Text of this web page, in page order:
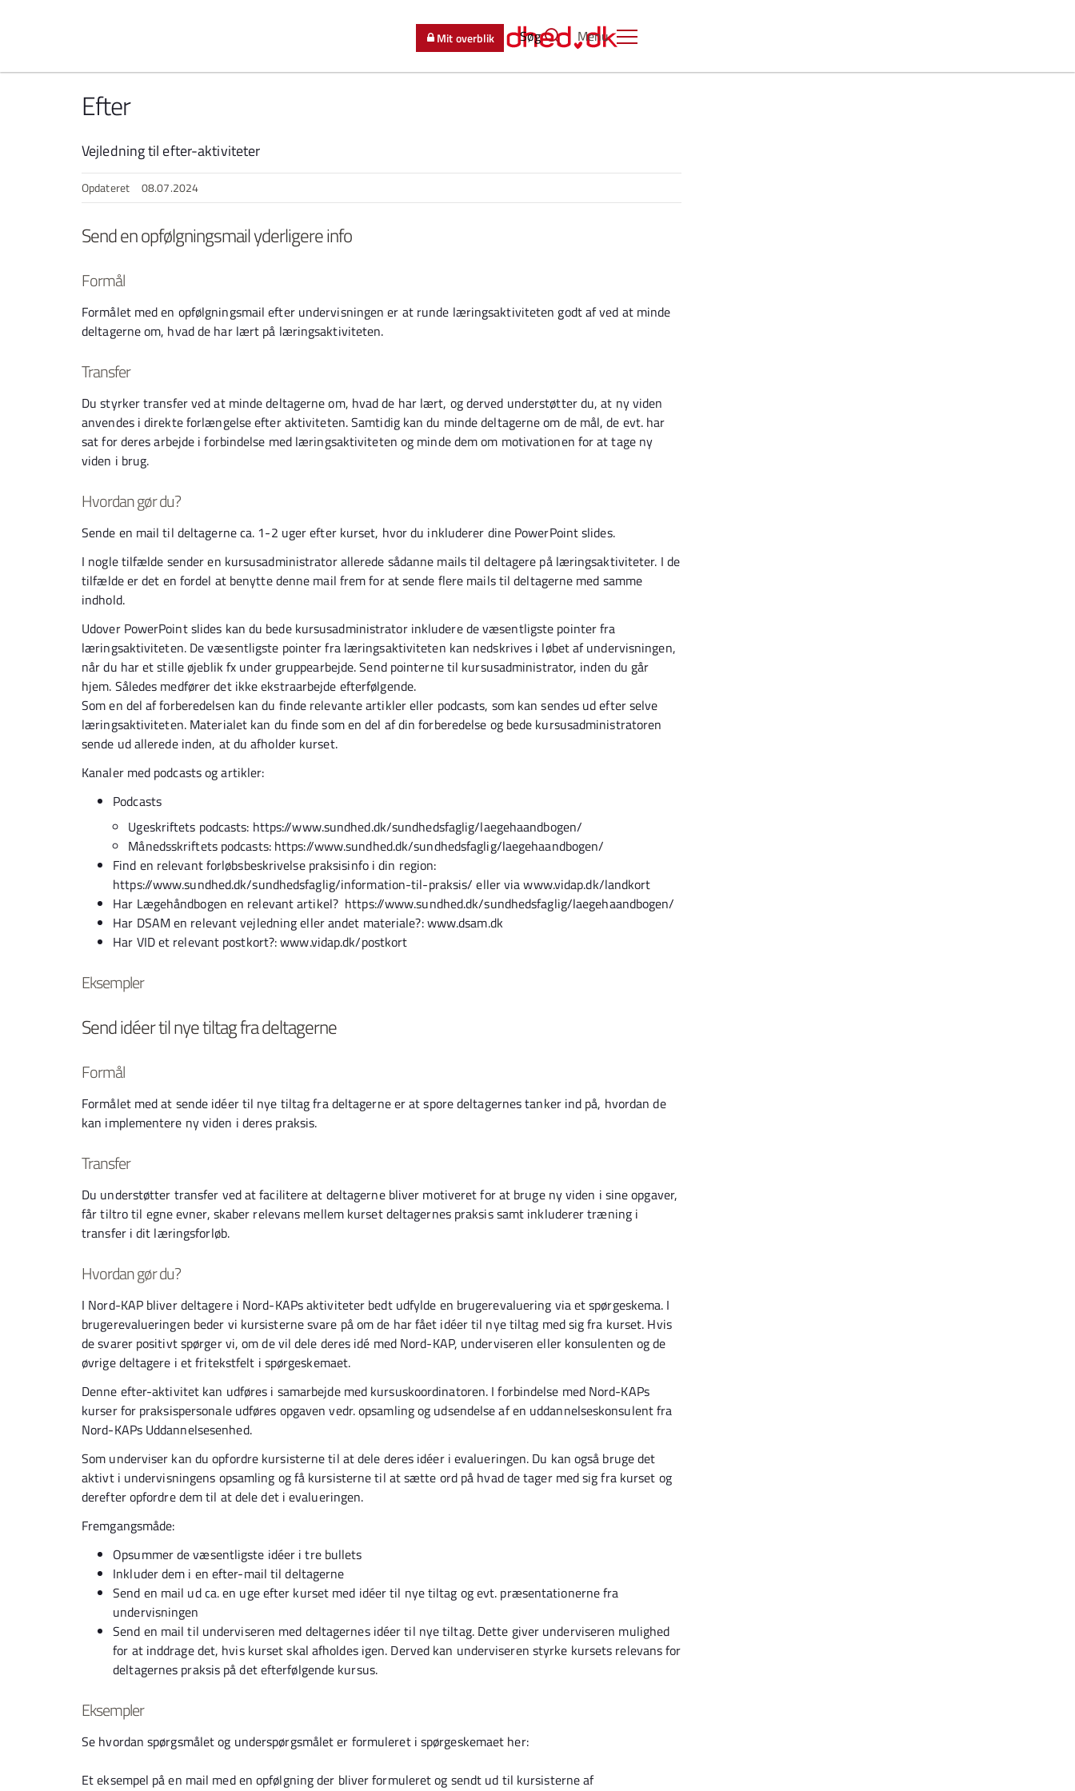
Menu
Søg
Mit overblik
Efter
Vejledning til efter-aktiviteter
Opdateret 08.07.2024
Send en opfølgningsmail yderligere info
Formål
Formålet med en opfølgningsmail efter undervisningen er at runde læringsaktiviteten godt af ved at minde
deltagerne om, hvad de har lært på læringsaktiviteten.
Transfer
Du styrker transfer ved at minde deltagerne om, hvad de har lært, og derved understøtter du, at ny viden
anvendes i direkte forlængelse efter aktiviteten. Samtidig kan du minde deltagerne om de mål, de evt. har
sat for deres arbejde i forbindelse med læringsaktiviteten og minde dem om motivationen for at tage ny
viden i brug.
Hvordan gør du?
Sende en mail til deltagerne ca. 1-2 uger efter kurset, hvor du inkluderer dine PowerPoint slides.
I nogle tilfælde sender en kursusadministrator allerede sådanne mails til deltagere på læringsaktiviteter. I de
tilfælde er det en fordel at benytte denne mail frem for at sende flere mails til deltagerne med samme
indhold.
Udover PowerPoint slides kan du bede kursusadministrator inkludere de væsentligste pointer fra
læringsaktiviteten. De væsentligste pointer fra læringsaktiviteten kan nedskrives i løbet af undervisningen,
når du har et stille øjeblik fx under gruppearbejde. Send pointerne til kursusadministrator, inden du går
hjem. Således medfører det ikke ekstraarbejde efterfølgende.
Som en del af forberedelsen kan du finde relevante artikler eller podcasts, som kan sendes ud efter selve
læringsaktiviteten. Materialet kan du finde som en del af din forberedelse og bede kursusadministratoren
sende ud allerede inden, at du afholder kurset.
Kanaler med podcasts og artikler:
Podcasts
Ugeskriftets podcasts: https://www.sundhed.dk/sundhedsfaglig/laegehaandbogen/
Månedsskriftets podcasts: https://www.sundhed.dk/sundhedsfaglig/laegehaandbogen/
Find en relevant forløbsbeskrivelse praksisinfo i din region:
https://www.sundhed.dk/sundhedsfaglig/information-til-praksis/ eller via www.vidap.dk/landkort
Har Lægehåndbogen en relevant artikel? https://www.sundhed.dk/sundhedsfaglig/laegehaandbogen/
Har DSAM en relevant vejledning eller andet materiale?: www.dsam.dk
Har VID et relevant postkort?: www.vidap.dk/postkort
Eksempler
Send idéer til nye tiltag fra deltagerne
Formål
Formålet med at sende idéer til nye tiltag fra deltagerne er at spore deltagernes tanker ind på, hvordan de
kan implementere ny viden i deres praksis.
Transfer
Du understøtter transfer ved at facilitere at deltagerne bliver motiveret for at bruge ny viden i sine opgaver,
får tiltro til egne evner, skaber relevans mellem kurset deltagernes praksis samt inkluderer træning i
transfer i dit læringsforløb.
Hvordan gør du?
I Nord-KAP bliver deltagere i Nord-KAPs aktiviteter bedt udfylde en brugerevaluering via et spørgeskema. I
brugerevalueringen beder vi kursisterne svare på om de har fået idéer til nye tiltag med sig fra kurset. Hvis
de svarer positivt spørger vi, om de vil dele deres idé med Nord-KAP, underviseren eller konsulenten og de
øvrige deltagere i et fritekstfelt i spørgeskemaet.
Denne efter-aktivitet kan udføres i samarbejde med kursuskoordinatoren. I forbindelse med Nord-KAPs
kurser for praksispersonale udføres opgaven vedr. opsamling og udsendelse af en uddannelseskonsulent fra
Nord-KAPs Uddannelsesenhed.
Som underviser kan du opfordre kursisterne til at dele deres idéer i evalueringen. Du kan også bruge det
aktivt i undervisningens opsamling og få kursisterne til at sætte ord på hvad de tager med sig fra kurset og
derefter opfordre dem til at dele det i evalueringen.
Fremgangsmåde:
Opsummer de væsentligste idéer i tre bullets
Inkluder dem i en efter-mail til deltagerne
Send en mail ud ca. en uge efter kurset med idéer til nye tiltag og evt. præsentationerne fra
undervisningen
Send en mail til underviseren med deltagernes idéer til nye tiltag. Dette giver underviseren mulighed
for at inddrage det, hvis kurset skal afholdes igen. Derved kan underviseren styrke kursets relevans for
deltagernes praksis på det efterfølgende kursus.
Eksempler
Se hvordan spørgsmålet og underspørgsmålet er formuleret i spørgeskemaet her:
Et eksempel på en mail med en opfølgning der bliver formuleret og sendt ud til kursisterne af